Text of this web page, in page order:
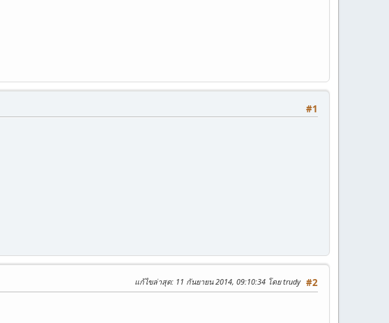
#1
#2
แก้ไขล่าสุด: 11 กันยายน 2014, 09:10:34 โดย trudy